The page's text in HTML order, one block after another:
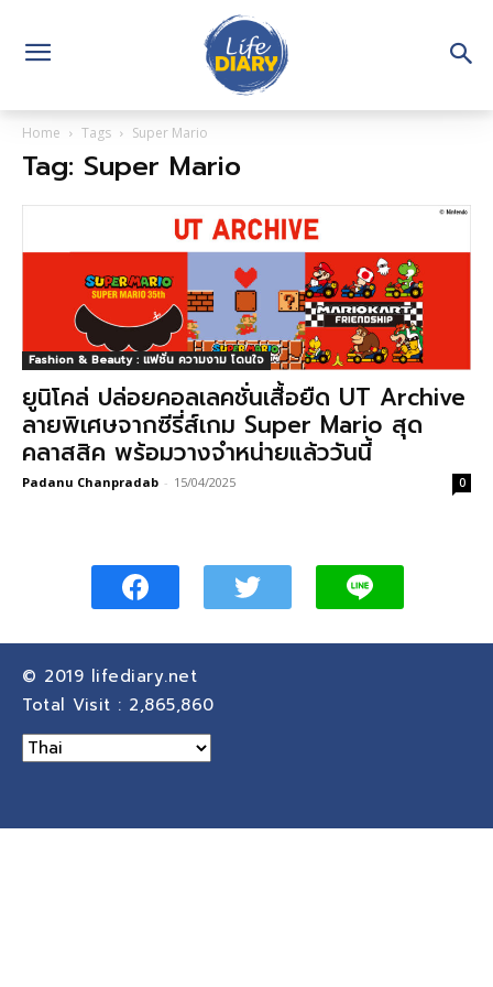
Home Tags Super Mario
Tag: Super Mario
Fashion & Beauty : แฟชั่น ความงาม โดนใจ
ยูนิโคล่ ปล่อยคอลเลคชั่นเสื้อยืด UT Archive
ลายพิเศษจากซีรี่ส์เกม Super Mario สุด
คลาสสิค พร้อมวางจำหน่ายแล้ววันนี้
Padanu Chanpradab - 15/04/2025 0
© 2019 lifediary.net
Total Visit : 2,865,860